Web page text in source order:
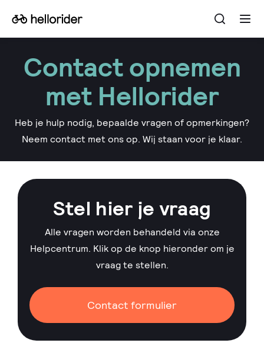
Go
to
homepage
Open
Contact opnemen
met Hellorider
Heb je hulp nodig, bepaalde vragen of opmerkingen?
Neem contact met ons op. Wij staan voor je klaar.
Stel hier je vraag
Alle vragen worden behandeld via onze
Helpcentrum. Klik op de knop hieronder om je
vraag te stellen.
Contact formulier